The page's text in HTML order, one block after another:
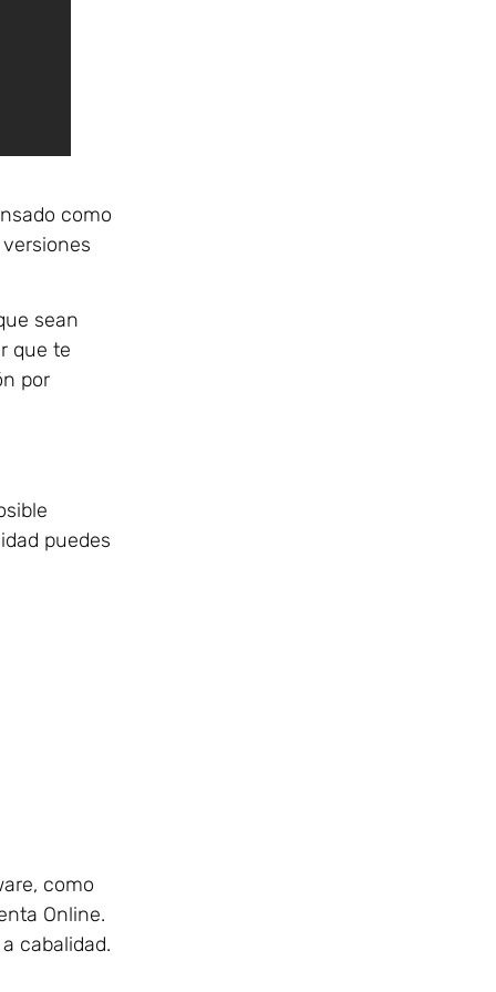
como
sean
que te
por
puedes
como
Online.
cabalidad.